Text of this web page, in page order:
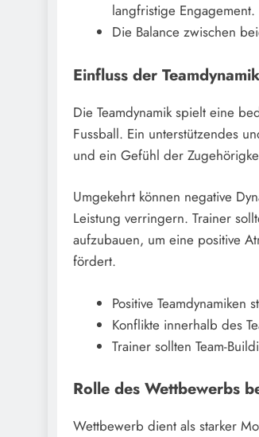
langfristige Engagement.
Die Balance zwischen
Einfluss der
Die Teamdynamik spielt eine
Fussball. Ein unterstützendes
und ein Gefühl der
Umgekehrt können negative
Leistung verringern. Trainer
aufzubauen, um eine positive
fördert.
Positive
Konflikte innerhalb des
Trainer sollten Team-
Rolle des Wettbewerbs
Wettbewerb dient als starker